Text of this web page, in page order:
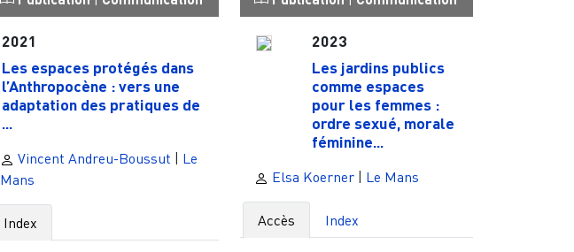
2021
Les espaces protégés dans
l’Anthropocène : vers une
adaptation des pratiques de
...
Vincent Andreu-Boussut | Le
Mans
Index
2023
Les jardins publics
comme espaces
pour les femmes :
ordre sexué, morale
féminine...
Elsa Koerner| Le Mans
Accès Index